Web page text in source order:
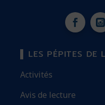
LES PÉPITES DE
Activités
Avis de lecture